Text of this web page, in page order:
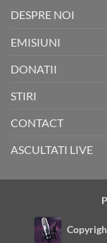
DESPRE NOI
EMISIUNI
DONATII
STIRI
CONTACT
ASCULTATI LIVE